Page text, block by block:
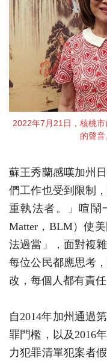
2022年7月21日，核桃
的聲音
蘇王秀蘭感嘆加州
們工作也受到限制
重執法者。」喧鬧
Matter，BLM）使
法過當」，面對複
每位公民都應思考
改，每個人都有責任
自2014年加州通過
罪門檻，以及2016
力犯罪清單犯案者